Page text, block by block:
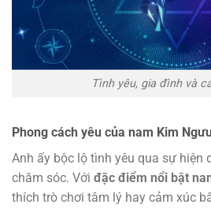
Tình yêu, gia đình và
Phong cách yêu của nam Kim Ngưu
Anh ấy bộc lộ tình yêu qua sự hiện
chăm sóc. Với đặc điểm nổi bật
thích trò chơi tâm lý hay cảm xúc